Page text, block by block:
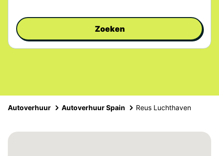
Zoeken
Autoverhuur Autoverhuur Spain Reus Luchthaven